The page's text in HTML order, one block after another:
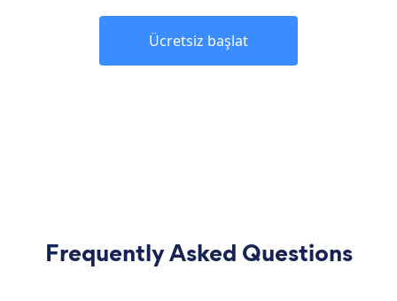
Ücretsiz başlat
Frequently Asked Questions